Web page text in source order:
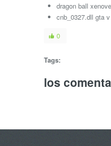
dragon ball
cnb_0327.dll gta v
0
Tags:
los